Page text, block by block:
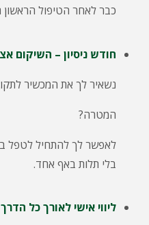
כבר לאחר הטיפול
חודש ניסיון – השיקום
נשאיר לך את המכשיר
המטרה?
לאפשר לך להתחיל לטפל
בלי תלות באף אחד.
ליווי אישי לאורך כל הדרך